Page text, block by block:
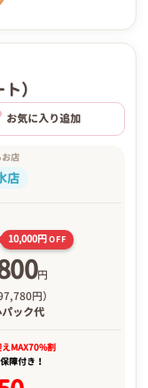
）
お気に入り追加
店
店
10,000円OFF
円
円）
ック代
MAX70%割
障付き！